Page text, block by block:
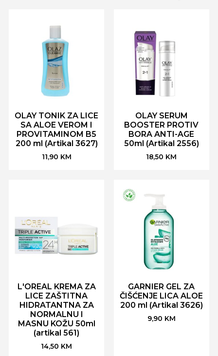
OLAY TONIK ZA LICE
SA ALOE VEROM I
PROVITAMINOM B5
200 ml (Artikal 3627)
11,90 KM
OLAY SERUM
BOOSTER PROTIV
BORA ANTI-AGE
50ml (Artikal 2556)
18,50 KM
L'OREAL KREMA ZA
LICE ZAŠTITNA
HIDRATANTNA ZA
NORMALNU I
MASNU KOŽU 50ml
(artikal 561)
14,50 KM
GARNIER GEL ZA
ČIŠĆENJE LICA ALOE
200 ml (Artikal 3626)
9,90 KM